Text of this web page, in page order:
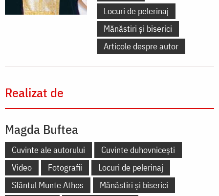
Locuri de pelerinaj
Mănăstiri și biserici
Articole despre autor
Realizat de
Magda Buftea
Cuvinte ale autorului
Cuvinte duhovnicești
Video
Fotografii
Locuri de pelerinaj
Sfântul Munte Athos
Mănăstiri și biserici